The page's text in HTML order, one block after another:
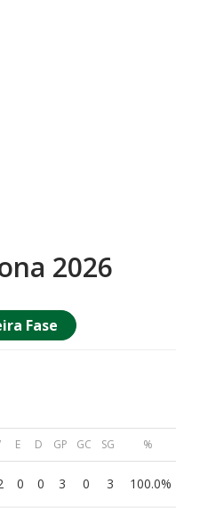
2026
Fase
E D GP GC SG %
0 0 3 0 3 100.0%